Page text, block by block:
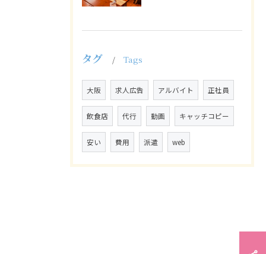
タグ Tags
大阪 求人広告 アルバイト 正社員
飲食店 代行 動画 キャッチコピー
安い 費用 派遣 web